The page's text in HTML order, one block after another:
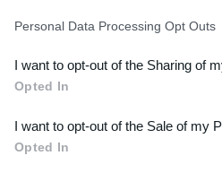
Downstream Participants
third parties.
Personal Data Processing Opt Outs
I want to opt-out of the Sharing of
Opted In
I want to opt-out of the Sale of my
Opted In